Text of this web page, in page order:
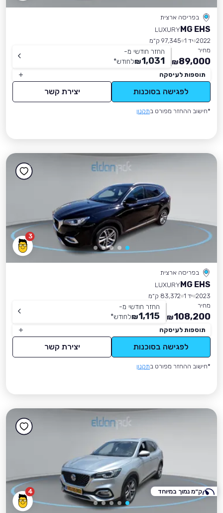
בפריסה ארצית
MG EHS
LUXURY
2022 יד 1
97,345 ק״מ
מחיר
89,000
₪
החזר חודשי מ-
1,031
₪לחודש*
תוספות לעיסקה
לפגישה בסוכנות יצירת קשר
*חישוב ההחזר מפורט בתקנון
3
בפריסה ארצית
MG EHS
LUXURY
2023 יד 1
83,372 ק״מ
מחיר
108,200
₪
החזר חודשי מ-
1,115
₪לחודש*
תוספות לעיסקה
לפגישה בסוכנות יצירת קשר
*חישוב ההחזר מפורט בתקנון
4 ק״מ נמוך במיוחד